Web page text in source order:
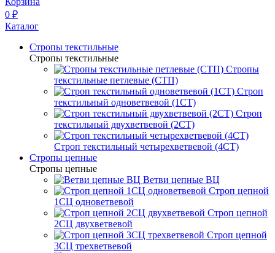
0 ₽
Каталог
Стропы текстильные
Стропы текстильные
Стропы
текстильные петлевые (СТП)
Строп
текстильный одноветвевой (1СТ)
Строп
текстильный двухветвевой (2СТ)
Строп текстильный четырехветвевой (4СТ)
Стропы цепные
Стропы цепные
Ветви цепные ВЦ
Строп цепной
1СЦ одноветвевой
Строп цепной
2СЦ двухветвевой
Строп цепной
3СЦ трехветвевой